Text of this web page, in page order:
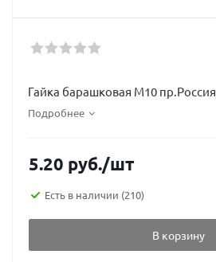
Гайка барашковая М10 пр.Россия
Подробнее
5.20 руб./шт
Есть в наличии (210)
В корзину